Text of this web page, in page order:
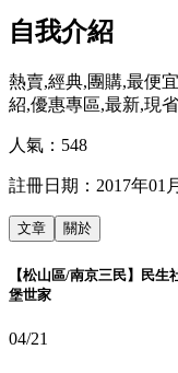
自我介紹
熱賣,經典,團購,最便
紹,優惠專區,最新,現
人氣： 548
註冊日期： 2017年01
文章 關於
【松山區/南京三民】民
堡世家
04/21